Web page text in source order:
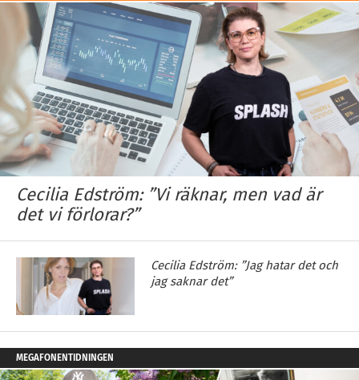
Cecilia Edström: ”Vi räknar, men vad är
det vi förlorar?”
Cecilia Edström: ”Jag hatar det och
jag saknar det”
MEGAFONENTIDNINGEN